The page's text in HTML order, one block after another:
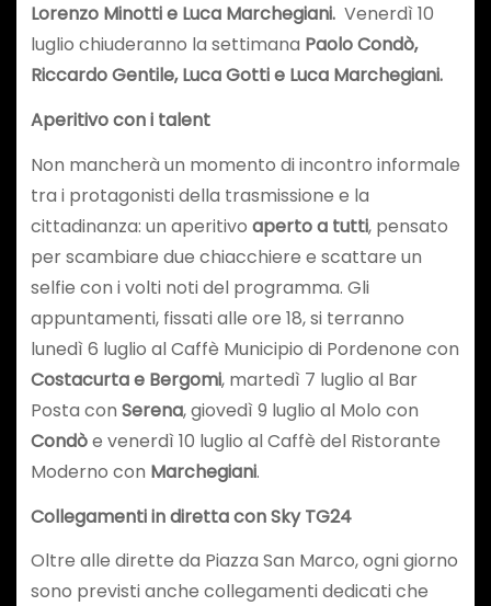
Lorenzo Minotti e Luca Marchegiani. Venerdì 10
luglio chiuderanno la settimana Paolo Condò,
Riccardo Gentile, Luca Gotti e Luca Marchegiani.
Aperitivo con i talent
Non mancherà un momento di incontro informale
tra i protagonisti della trasmissione e la
cittadinanza: un aperitivo aperto a tutti, pensato
per scambiare due chiacchiere e scattare un
selfie con i volti noti del programma. Gli
appuntamenti, fissati alle ore 18, si terranno
lunedì 6 luglio al Caffè Municipio di Pordenone con
Costacurta e Bergomi, martedì 7 luglio al Bar
Posta con Serena, giovedì 9 luglio al Molo con
Condòe venerdì 10 luglio al Caffè del Ristorante
Moderno con Marchegiani.
Collegamenti in diretta con Sky TG24
Oltre alle dirette da Piazza San Marco, ogni giorno
sono previsti anche collegamenti dedicati che